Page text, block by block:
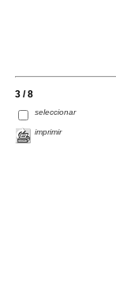
3 / 8
seleccionar
imprimir